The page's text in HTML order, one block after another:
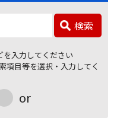
検索
を入力してください
項目等を選択・入力してく
or